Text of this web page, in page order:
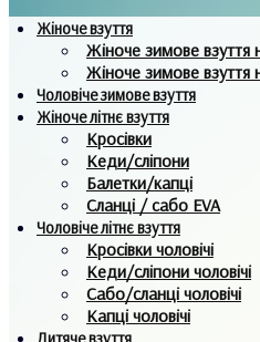
Жіноче взуття
Жіноче зимове взуття
Жіноче зимове взуття
Чоловіче зимове взуття
Жіноче літнє взуття
Кросівки
Кеди/сліпони
Балетки/капці
Сланці / сабо EVA
Чоловіче літнє взуття
Кросівки чоловічі
Кеди/сліпони чоловічі
Сабо/сланці чоловічі
Капці чоловічі
Дитяче взуття